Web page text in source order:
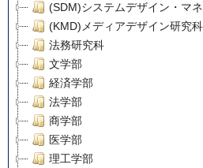
(SDM)システムデザイン・マ
(KMD)メディアデザイン研究科
法務研究科
文学部
経済学部
法学部
商学部
医学部
理工学部